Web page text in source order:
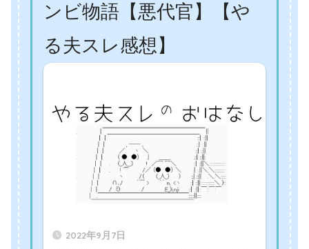
ンビ物語【悪代官】【や
る夫スレ感想】
2022年9月7日